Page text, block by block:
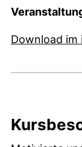
Download im